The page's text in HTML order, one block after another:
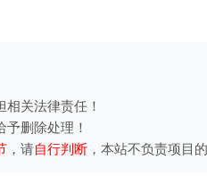
关法律责任！
删除处理！
，请自行判断 ，本站不负责项目